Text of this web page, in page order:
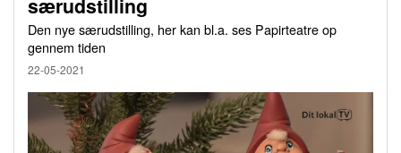
særudstilling
Den nye særudstilling, her kan bl.a. ses Papirteatre op
gennem tiden
22-05-2021